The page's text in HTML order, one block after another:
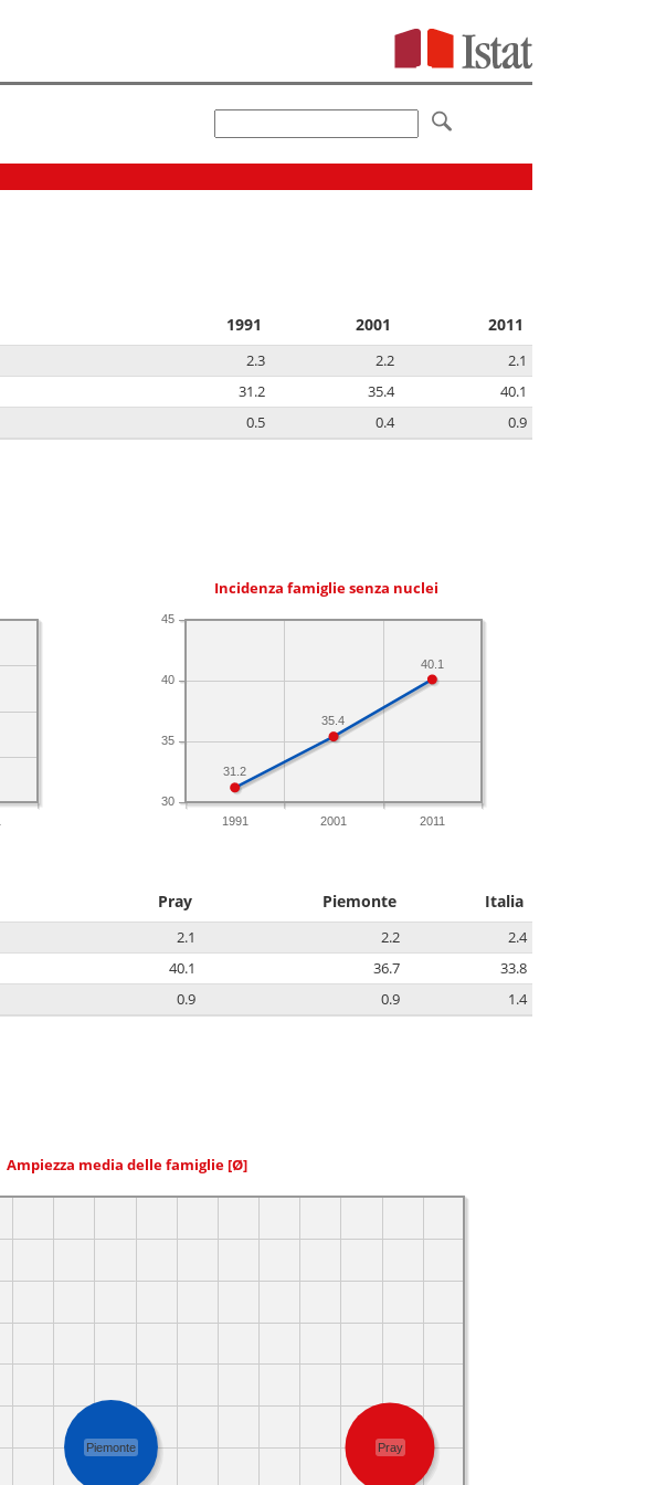
1991 2001 2011
2.3 2.2
2.1
31.2 35.4
40.1
0.5 0.4 0.9
Incidenza famiglie senza nuclei
1991 2001 2011
30
35
40
45
40.1
35.4
31.2
Pray Piemonte Italia
2.1 2.2
2.4
40.1 36.7
33.8
0.9 0.9 1.4
Ampiezza media delle famiglie [Ø]
Piemonte Pray